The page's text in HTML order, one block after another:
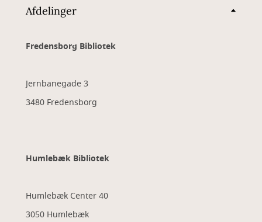
Afdelinger
Fredensborg Bibliotek
Jernbanegade 3
3480 Fredensborg
Humlebæk Bibliotek
Humlebæk Center 40
3050 Humlebæk